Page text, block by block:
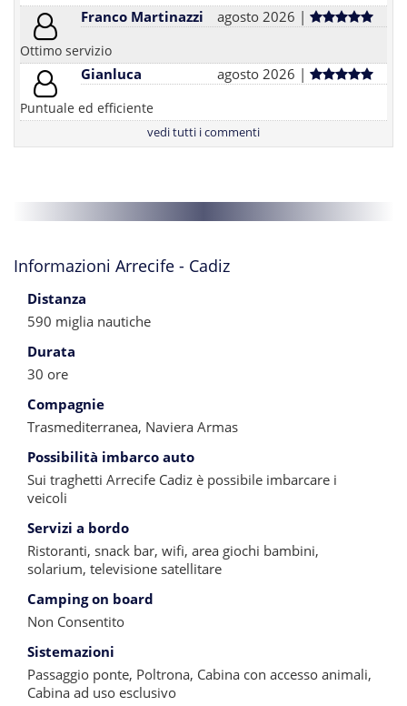
Franco Martinazzi agosto 2026 |
Ottimo servizio
Gianluca agosto 2026 |
Puntuale ed efficiente
vedi tutti i commenti
Informazioni Arrecife - Cadiz
Distanza
590 miglia nautiche
Durata
30 ore
Compagnie
Trasmediterranea, Naviera Armas
Possibilità imbarco auto
Sui traghetti Arrecife Cadiz è possibile imbarcare i
veicoli
Servizi a bordo
Ristoranti, snack bar, wifi, area giochi bambini,
solarium, televisione satellitare
Camping on board
Non Consentito
Sistemazioni
Passaggio ponte, Poltrona, Cabina con accesso animali,
Cabina ad uso esclusivo